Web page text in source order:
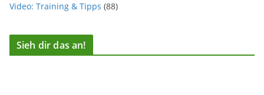
Video: Training & Tipps (88)
Sieh dir das an!